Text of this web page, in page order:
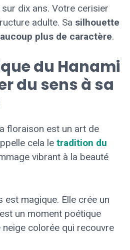
sur dix ans. Votre cerisier
adulte. Sa silhouette
plus de caractère.
du Hanami
du sens à sa
floraison est un art de
cela le tradition du
vibrant à la beauté
est magique. Elle crée un
un moment poétique
neige colorée qui recouvre